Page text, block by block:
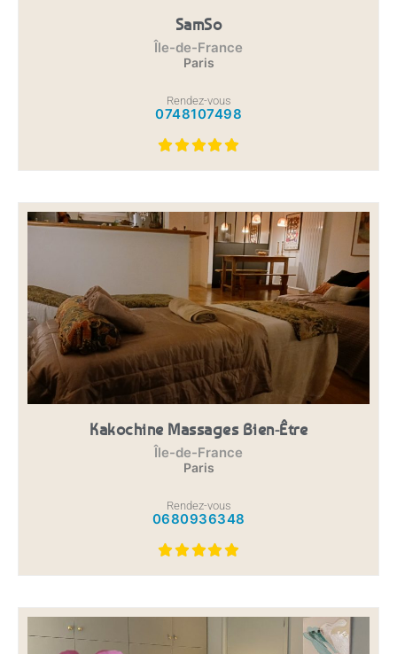
SamSo
Île-de-France
Paris
Rendez-vous
0748107498
Kakochine Massages Bien-Être
Île-de-France
Paris
Rendez-vous
0680936348